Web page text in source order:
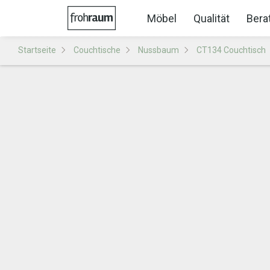
Möbel Qualität
Startseite Couchtische Nussbaum CT134 Couchtisch